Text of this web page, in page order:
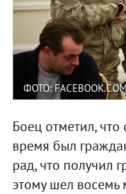
ФОТО:
Боец отметил,
время был
рад, что получил
этому шел восемь